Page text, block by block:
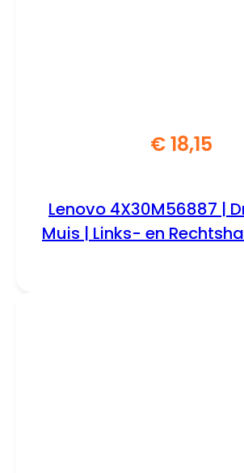
€18,15
Lenovo 4X30M56887 |
Muis | Links- en